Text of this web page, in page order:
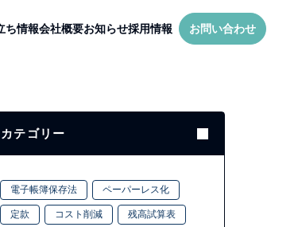
ち情報会社概要お知らせ採用情報 お問い合わせ
カテゴリー
電子帳簿保存法 ペーパーレス化
定款 コスト削減 残高試算表